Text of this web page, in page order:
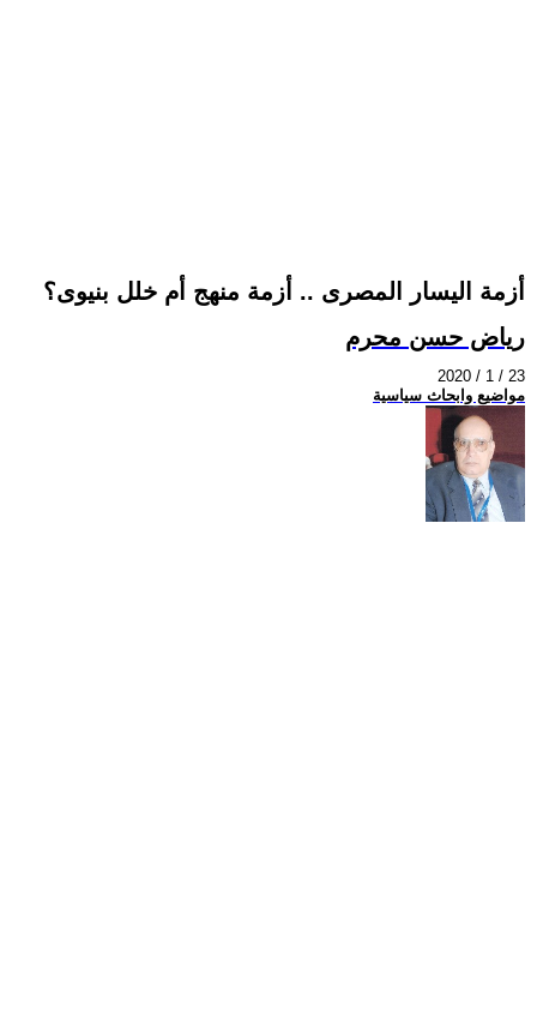
أزمة اليسار المصرى .. أزمة منهج أم خلل بنيوى؟
رياض حسن محرم
2020 / 1 / 23
مواضيع وابحاث سياسية